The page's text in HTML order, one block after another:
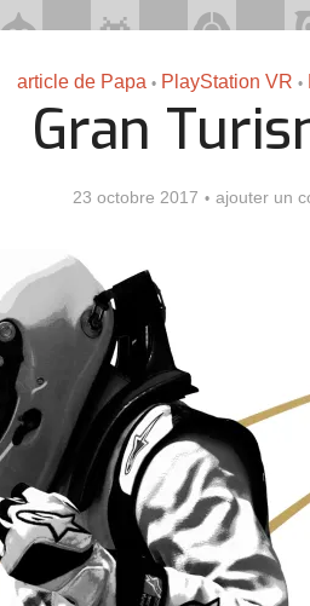
article de Papa • PlayStation VR •
Gran
23 octobre 2017 ajouter un
Looking for